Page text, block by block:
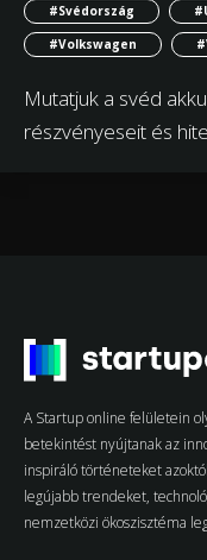
#Svédország
#Volkswagen
Mutatjuk a svéd
részvényeseit és
A Startup online felületein
betekintést nyújtanak az
inspiráló történeteket
legújabb trendeket,
nemzetközi ökoszisztéma